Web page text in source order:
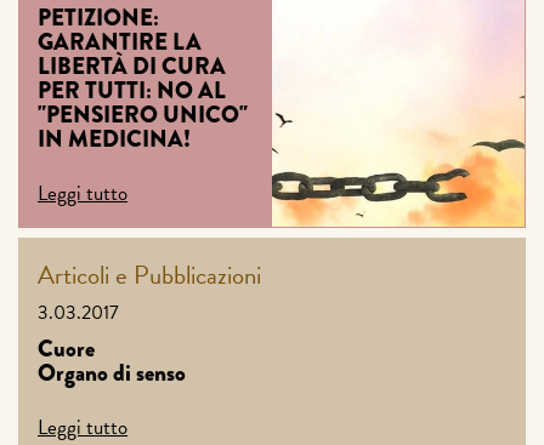
PETIZIONE:
GARANTIRE LA
LIBERTÀ DI CURA
PER TUTTI: NO AL
"PENSIERO UNICO"
IN MEDICINA!
Leggi tutto
Articoli e Pubblicazioni
3.03.2017
Cuore
Organo di senso
Leggi tutto